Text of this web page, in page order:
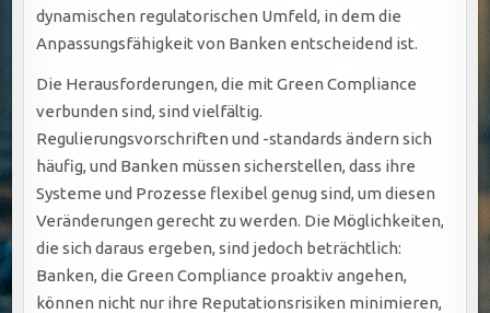
dynamischen regulatorischen Umfeld, in dem die
Anpassungsfähigkeit von Banken entscheidend ist.
Die Herausforderungen, die mit Green Compliance
verbunden sind, sind vielfältig.
Regulierungsvorschriften und -standards ändern sich
häufig, und Banken müssen sicherstellen, dass ihre
Systeme und Prozesse flexibel genug sind, um diesen
Veränderungen gerecht zu werden. Die Möglichkeiten,
die sich daraus ergeben, sind jedoch beträchtlich:
Banken, die Green Compliance proaktiv angehen,
können nicht nur ihre Reputationsrisiken minimieren,